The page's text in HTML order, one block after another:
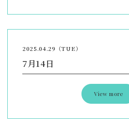
2025.04.29（TUE）
7月14日
View more